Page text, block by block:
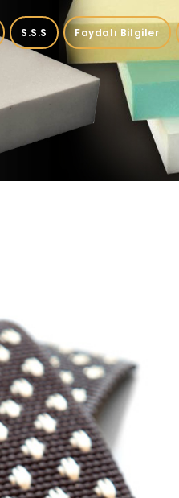
S.S.S Faydalı Bilgiler